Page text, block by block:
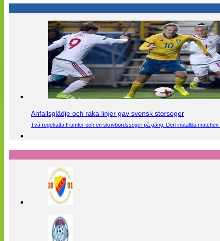
Anfallsglädje och raka linjer gav svensk storseger
Två regelrätta triumfer och en skrivbordsseger på gång. Den inställda